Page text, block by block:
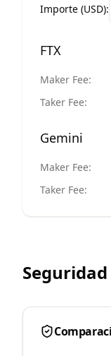
Importe (USD):
FTX
Maker Fee:
Taker Fee:
Gemini
Maker Fee:
Taker Fee: